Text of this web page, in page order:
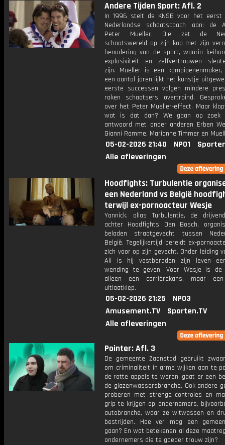
Andere Tijden Sport: Afl. 2
In 1996 stelt de KNSB voor het eerst
Nederlandse schaatscoach aan: de
Peter Mueller. Die zet de
schaatswereld op zijn kop met zijn
benadering van de sport, waarin
explosiviteit en zelfvertrouwen
zijn. Mueller is een
een aantal jaren lijkt het kunstje
eerste successen volgen mindere
raken schaatsers overtraind.
over het Peter Mueller-effect. Maar
wat is dat dan? We gaan op zoek
antwoord met onder anderen Erben
Gianni Romme, Marianne Timmer en
05-02-2026 21:40 NPO1
Alle afleveringen
Hoodfights: Turbulentie
een Nederland vs België
terwijl ex-pornoacteur Wesje
Yannick, alias Turbulentie, de
achter Hoodfights Den Bosch,
beladen straatgevecht tussen
België. Tegelijkertijd bereidt ex-
zich voor op zijn gevecht. Onder leiding
Ali is hij vastberaden zijn leven
wending te geven. Voor Wesje is
alleen een carrièrekans, maar
uitlaatklep.
05-02-2026 21:25
NPO3
Amusement.TV
Sporten.TV
Alle afleveringen
Pointer: Afl. 3
De gemeente Zaanstad gebruikt
om criminaliteit in arme wijken aan te
de rotte appels te weren, gaat er een
de glazenwassersbranche. Ook andere
proberen met strenge controles en
grip te krijgen op ondernemers,
autobranche, waar ze witwassen en
bestrijden. Hoe ver mag een
gaan? En wat betekenen al deze
ondernemers die te goeder trouw zijn?